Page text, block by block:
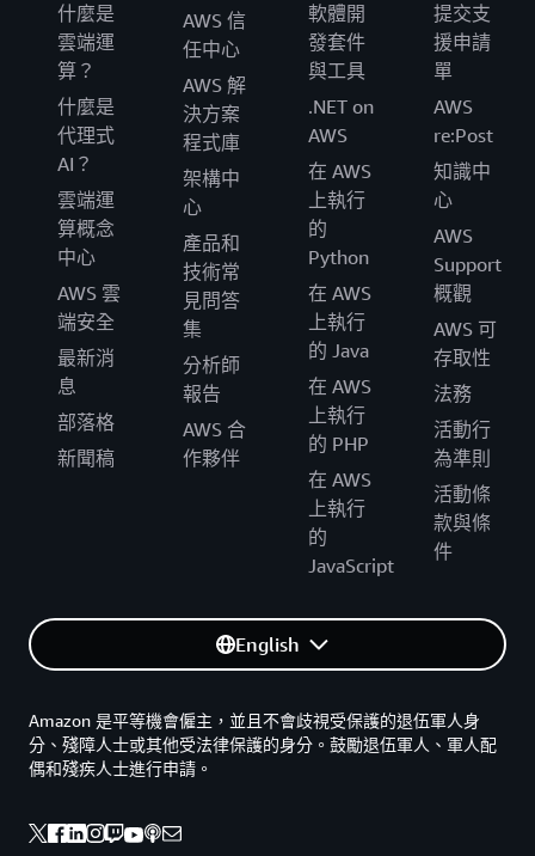
什麼是
雲端運
算？
什麼是
代理式
AI？
雲端運
算概念
中心
AWS 雲
端安全
最新消
息
部落格
新聞稿
AWS 信
任中心
AWS 解
決方案
程式庫
架構中
心
產品和
技術常
見問答
集
分析師
報告
AWS 合
作夥伴
軟體開
發套件
與工具
.NET on
AWS
在 AWS
上執行
的
Python
在 AWS
上執行
的 Java
在 AWS
上執行
的 PHP
在 AWS
上執行
的
JavaScript
提交支
援申請
單
AWS
re:Post
知識中
心
AWS
Support
概觀
AWS 可
存取性
法務
活動行
為準則
活動條
款與條
件
English
Amazon 是平等機會僱主，並且不會歧視受保護的退伍軍人身
分、殘障人士或其他受法律保護的身分。鼓勵退伍軍人、軍人配
偶和殘疾人士進行申請。